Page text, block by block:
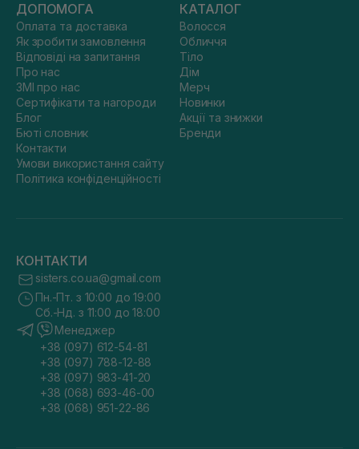
ДОПОМОГА
Оплата та доставка
Як зробити замовлення
Відповіді на запитання
Про нас
ЗМІ про нас
Сертифікати та нагороди
Блог
Бюті словник
Контакти
Умови використання сайту
Політика конфіденційності
КАТАЛОГ
Волосся
Обличчя
Тіло
Дім
Мерч
Новинки
Акції та знижки
Бренди
КОНТАКТИ
sisters.co.ua@gmail.com
Пн.-Пт. з 10:00 до 19:00
Сб.-Нд. з 11:00 до 18:00
Менеджер
+38 (097) 612-54-81
+38 (097) 788-12-88
+38 (097) 983-41-20
+38 (068) 693-46-00
+38 (068) 951-22-86